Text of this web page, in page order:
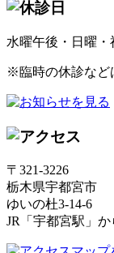
水曜午後・日曜・
※臨時の休診など
〒321-3226
栃木県宇都宮市
ゆいの杜3-14-6
JR「宇都宮駅」か